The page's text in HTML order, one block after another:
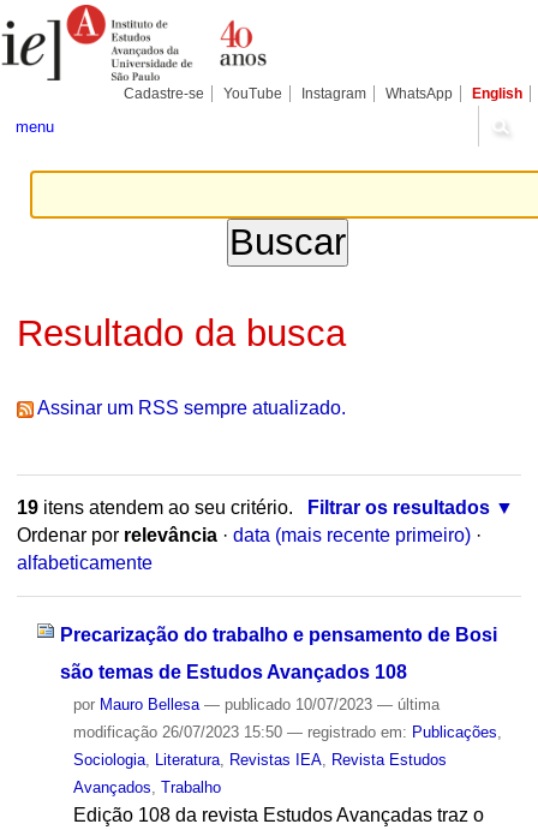
para
conteúdo.
Pessoais
Cadastre-se YouTube Instagram WhatsApp English
menu
Resultado da busca
Assinar um RSS sempre atualizado.
19itens atendem ao seu critério.
Filtrar os resultados
Ordenar por relevância · data (mais recente primeiro) ·
alfabeticamente
Precarização do trabalho e pensamento de Bosi
são temas de Estudos Avançados 108
por Mauro Bellesa — publicado10/07/2023 — última
modificação26/07/2023 15:50 — registrado em: Publicações
Sociologia, Literatura, Revistas IEA,
Revista Estudos
Avançados Trabalho
Edição 108 da revista Estudos Avançadas traz o